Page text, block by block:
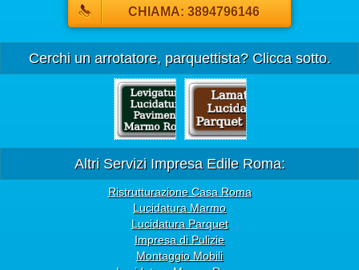
CHIAMA: 3894796146
Cerchi un arrotatore, parquettista? Clicca sotto.
Altri Servizi Impresa Edile Roma:
Ristrutturazione Casa Roma
Lucidatura Marmo
Lucidatura Parquet
Impresa di Pulizie
Montaggio Mobili